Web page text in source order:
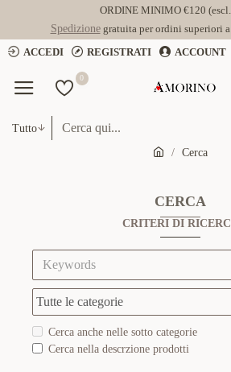
ORDINE MINIMO €120
Spedizionegratuita per ordini superiori a
ACCEDI
REGISTRATI ACCOUNT
0
Tutto
Cerca
CERCA
CRITERI DI
Cerca anche nelle sotto categorie
Cerca nella descrzione prodotti